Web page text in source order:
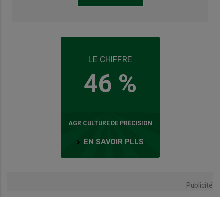
LE CHIFFRE
46 %
AGRICULTURE DE PRÉCISION
EN SAVOIR PLUS
Publicité